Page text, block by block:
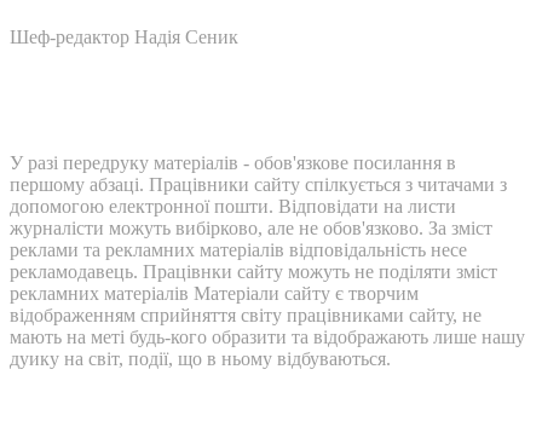
Шеф-редактор Надія Сеник
У разі передруку матеріалів - обов'язкове посилання в
першому абзаці. Працівники сайту спілкується з читачами з
допомогою електронної пошти. Відповідати на листи
журналісти можуть вибірково, але не обов'язково. За зміст
реклами та рекламних матеріалів відповідальність несе
рекламодавець. Працівнки сайту можуть не поділяти зміст
рекламних матеріалів Матеріали сайту є творчим
відображенням сприйняття світу працівниками сайту, не
мають на меті будь-кого образити та відображають лише нашу
дуику на світ, події, що в ньому відбуваються.